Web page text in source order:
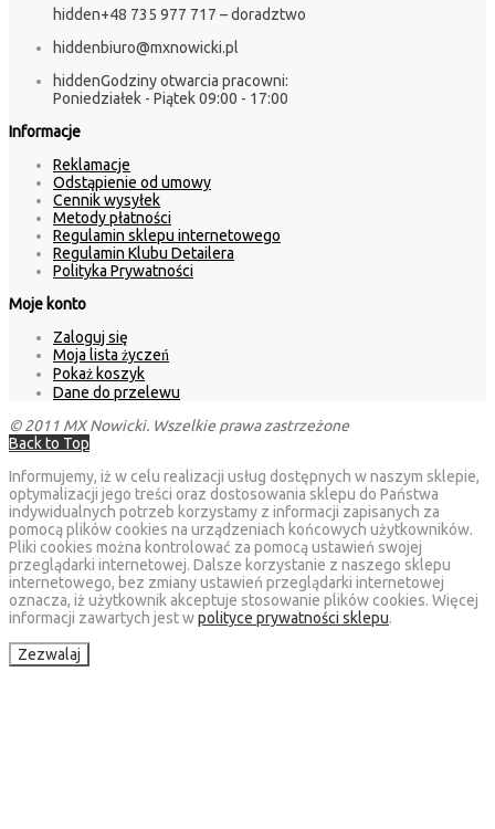
hidden+48 735 977 717 – doradztwo
hiddenbiuro@mxnowicki.pl
hiddenGodziny otwarcia pracowni:
Poniedziałek - Piątek 09:00 - 17:00
Informacje
Reklamacje
Odstąpienie od umowy
Cennik wysyłek
Metody płatności
Regulamin sklepu internetowego
Regulamin Klubu Detailera
Polityka Prywatności
Moje konto
Zaloguj się
Moja lista życzeń
Pokaż koszyk
Dane do przelewu
© 2011 MX Nowicki. Wszelkie prawa zastrzeżone
Back to Top
Informujemy, iż w celu realizacji usług dostępnych w naszym sklepie,
optymalizacji jego treści oraz dostosowania sklepu do Państwa
indywidualnych potrzeb korzystamy z informacji zapisanych za
pomocą plików cookies na urządzeniach końcowych użytkowników.
Pliki cookies można kontrolować za pomocą ustawień swojej
przeglądarki internetowej. Dalsze korzystanie z naszego sklepu
internetowego, bez zmiany ustawień przeglądarki internetowej
oznacza, iż użytkownik akceptuje stosowanie plików cookies. Więcej
informacji zawartych jest wpolityce prywatności sklepu.
Zezwalaj